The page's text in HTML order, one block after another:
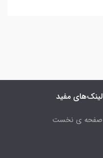
لینک‌های مفید
صفحه ی نخست